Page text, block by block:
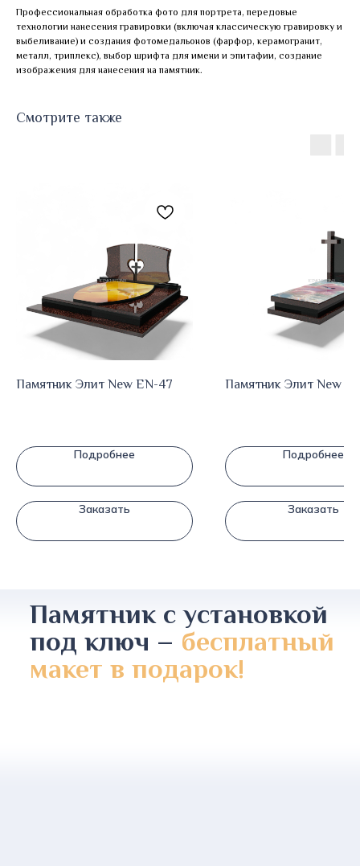
Профессиональная обработка фото для портрета, передовые
технологии нанесения гравировки (включая классическую гравировку и
выбеливание) и создания фотомедальонов (фарфор, керамогранит,
металл, триплекс), выбор шрифта для имени и эпитафии, создание
изображения для нанесения на памятник.
Смотрите также
Памятник Элит New EN-47
Подробнее
Заказать
Памятник Элит New
Подробнее
Заказать
Памятник с установкой
под ключ – бесплатный
макет в подарок!